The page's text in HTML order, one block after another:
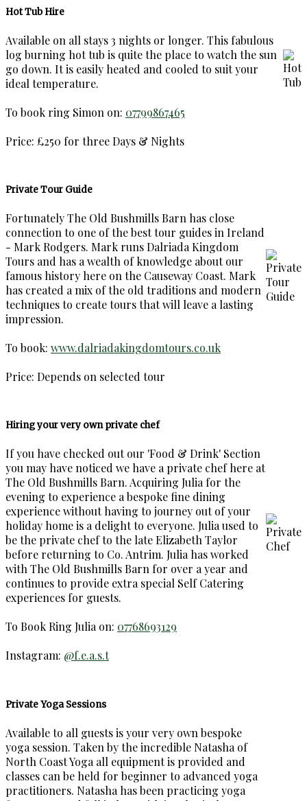
Hot Tub Hire
Available on all stays 3 nights or longer. This fabulous
log burning hot tub is quite the place to watch the sun
go down. It is easily heated and cooled to suit your
ideal temperature.
To book ring Simon on: 07799867465
Price: £250 for three Days & Nights
Private Tour Guide
Fortunately The Old Bushmills Barn has close
connection to one of the best tour guides in Ireland
- Mark Rodgers. Mark runs Dalriada Kingdom
Tours and has a wealth of knowledge about our
famous history here on the Causeway Coast. Mark
has created a mix of the old traditions and modern
techniques to create tours that will leave a lasting
impression.
To book: www.dalriadakingdomtours.co.uk
Price: Depends on selected tour
Hiring your very own private chef
If you have checked out our 'Food & Drink' Section
you may have noticed we have a private chef here at
The Old Bushmills Barn. Acquiring Julia for the
evening to experience a bespoke fine dining
experience without having to journey out of your
holiday home is a delight to everyone. Julia used to
be the private chef to the late Elizabeth Taylor
before returning to Co. Antrim. Julia has worked
with The Old Bushmills Barn for over a year and
continues to provide extra special Self Catering
experiences for guests.
To Book Ring Julia on: 07768693129
Instagram: @f.e.a.s.t
Private Yoga Sessions
Available to all guests is your very own bespoke
yoga session. Taken by the incredible Natasha of
North Coast Yoga all equipment is provided and
classes can be held for beginner to advanced yoga
practitioners. Natasha has been practicing yoga